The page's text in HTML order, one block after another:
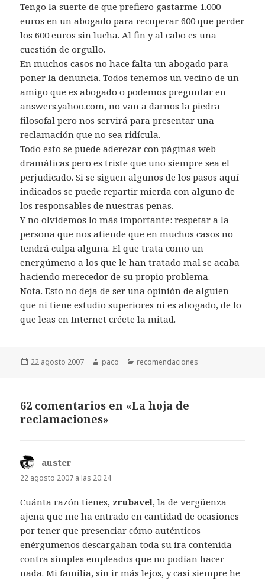
Tengo la suerte de que prefiero gastarme 1.000
euros en un abogado para recuperar 600 que perder
los 600 euros sin lucha. Al fin y al cabo es una
cuestión de orgullo.
En muchos casos no hace falta un abogado para
poner la denuncia. Todos tenemos un vecino de un
amigo que es abogado o podemos preguntar en
answers.yahoo.com, no van a darnos la piedra
filosofal pero nos servirá para presentar una
reclamación que no sea ridícula.
Todo esto se puede aderezar con páginas web
dramáticas pero es triste que uno siempre sea el
perjudicado. Si se siguen algunos de los pasos aquí
indicados se puede repartir mierda con alguno de
los responsables de nuestras penas.
Y no olvidemos lo más importante: respetar a la
persona que nos atiende que en muchos casos no
tendrá culpa alguna. El que trata como un
energúmeno a los que le han tratado mal se acaba
haciendo merecedor de su propio problema.
Nota. Esto no deja de ser una opinión de alguien
que ni tiene estudio superiores ni es abogado, de lo
que leas en Internet créete la mitad.
Publicado
22 agosto 2007 Autor
paco Categorías
recomendaciones
62 comentarios en «La hoja de
reclamaciones»
auster
22 agosto 2007 a las 20:24
Cuánta razón tienes, zrubavel, la de vergüenza
ajena que me ha entrado en cantidad de ocasiones
por tener que presenciar cómo auténticos
enérgumenos descargaban toda su ira contenida
contra simples empleados que no podían hacer
nada. Mi familia, sin ir más lejos, y casi siempre he